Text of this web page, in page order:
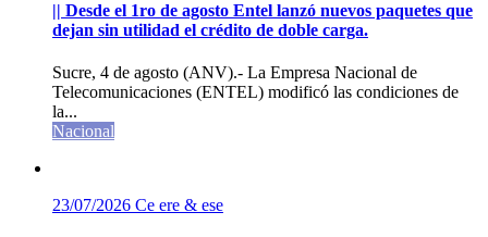
|| Desde el 1ro de agosto Entel lanzó nuevos paquetes que
dejan sin utilidad el crédito de doble carga.
Sucre, 4 de agosto (ANV).- La Empresa Nacional de
Telecomunicaciones (ENTEL) modificó las condiciones de
la...
Nacional
23/07/2026 Ce ere & ese